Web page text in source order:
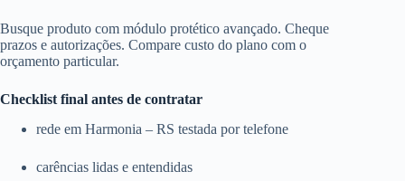
Busque produto com módulo protético avançado. Cheque
prazos e autorizações. Compare custo do plano com o
orçamento particular.
Checklist final antes de contratar
rede em Harmonia – RS testada por telefone
carências lidas e entendidas